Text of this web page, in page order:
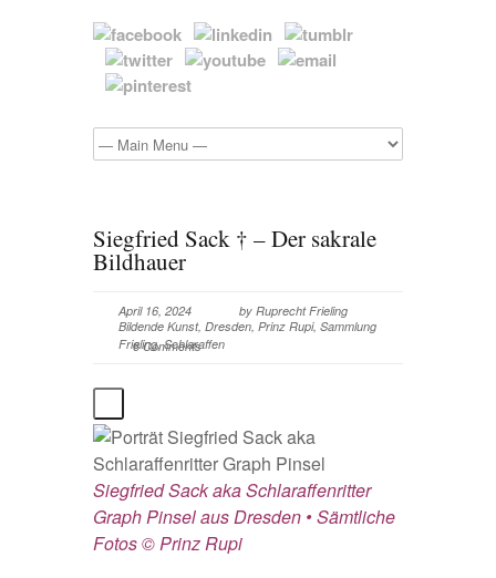
Siegfried Sack † – Der sakrale
Bildhauer
April 16, 2024 by Ruprecht Frieling
Bildende Kunst, Dresden, Prinz Rupi, Sammlung
Frieling,Schlaraffen
6 Comments
Siegfried Sack aka Schlaraffenritter
Graph Pinsel aus Dresden • Sämtliche
Fotos © Prinz Rupi